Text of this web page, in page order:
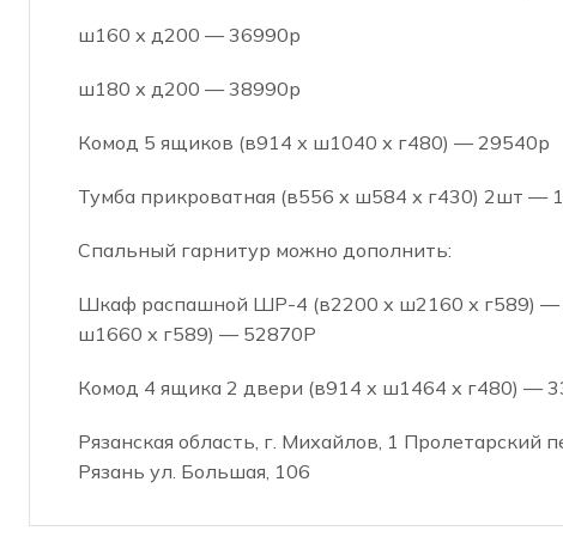
ш160 х д200 — 36990р
ш180 х д200 — 38990р
Комод 5 ящиков (в914 х ш1040 х г480) — 29540р
Тумба прикроватная (в556 х ш584 х г430) 2шт —
Спальный гарнитур можно дополнить:
Шкаф распашной ШР-4 (в2200 х ш2160 х г589)
ш1660 х г589) — 52870Р
Комод 4 ящика 2 двери (в914 х ш1464 х г480) —
Рязанская область, г. Михайлов, 1 Пролетарский
Рязань ул. Большая, 106